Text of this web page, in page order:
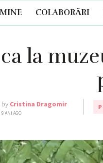
COLABORĂRI
la
by Cristina Dragomir
9 ANI AGO